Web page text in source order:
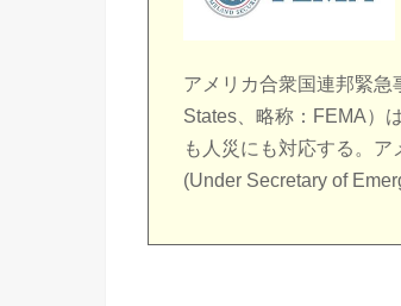
アメリカ合衆国連邦緊急
States、略称：FEMA）
も人災にも対応する。
(Under Secretary of